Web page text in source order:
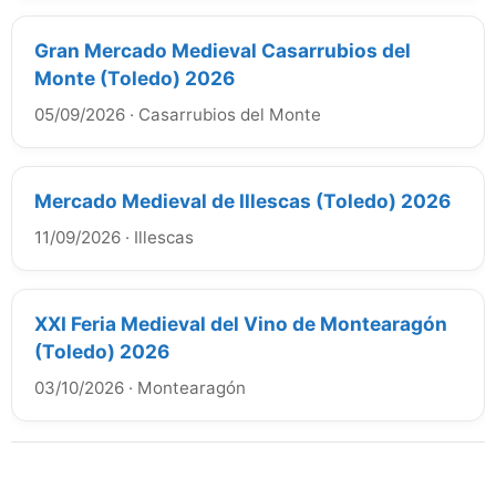
Gran Mercado Medieval Casarrubios del
Monte (Toledo) 2026
05/09/2026 · Casarrubios del Monte
Mercado Medieval de Illescas (Toledo) 2026
11/09/2026 · Illescas
XXI Feria Medieval del Vino de Montearagón
(Toledo) 2026
03/10/2026 · Montearagón